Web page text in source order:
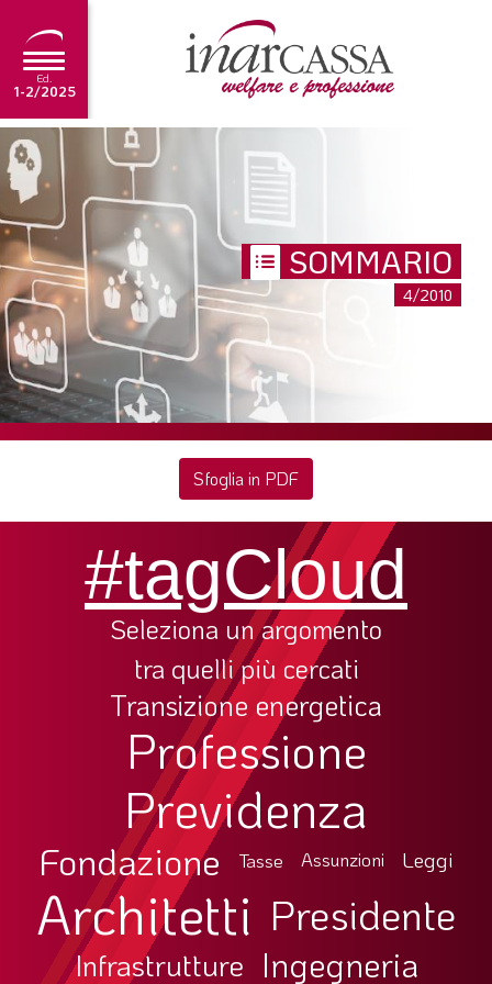
Ed.
1-2/2025
NEWS
EDITORIALE
TUTORIAL
SCADENZARIO
ARCHIVIO
Ultima edizione
1-2/2025
PREVIDENZA
FOCUS
PROFESSIONE
TERZA PAGINA
LE FOTO DEL FIL ROUGE
IN QUESTO NUMERO
SCENARIO ECONOMICO
SPAZIO APERTO
GOVERNANCE
FONDAZIONE
ASSOCIAZIONI
SOMMARIO
4/2010
Sfoglia in PDF
#tagCloud
Seleziona un argomento
tra quelli più cercati
Transizione energetica
Professione
Previdenza
Fondazione Tasse Assunzioni Leggi
Architetti Presidente
Infrastrutture Ingegneria